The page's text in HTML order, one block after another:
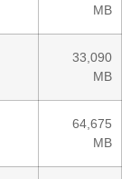
MB
33,090
MB
64,675
MB